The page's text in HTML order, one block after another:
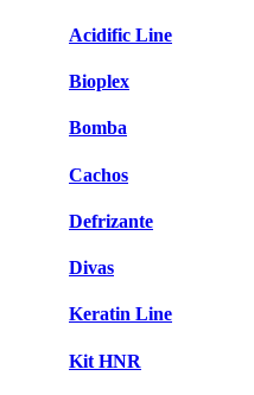
Acidific Line
Bioplex
Bomba
Cachos
Defrizante
Divas
Keratin Line
Kit HNR